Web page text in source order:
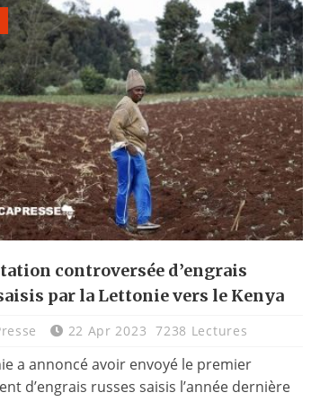
controversée d’engrais
par la Lettonie vers le Kenya
22 Apr 2023 7238 Lectures
a annoncé avoir envoyé le premier
d’engrais russes saisis l’année dernière